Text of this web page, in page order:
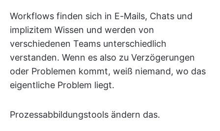
Workflows finden sich in E-Mails, Chats und
implizitem Wissen und werden von
verschiedenen Teams unterschiedlich
verstanden. Wenn es also zu Verzögerungen
oder Problemen kommt, weiß niemand, wo das
eigentliche Problem liegt.
Prozessabbildungstools ändern das.